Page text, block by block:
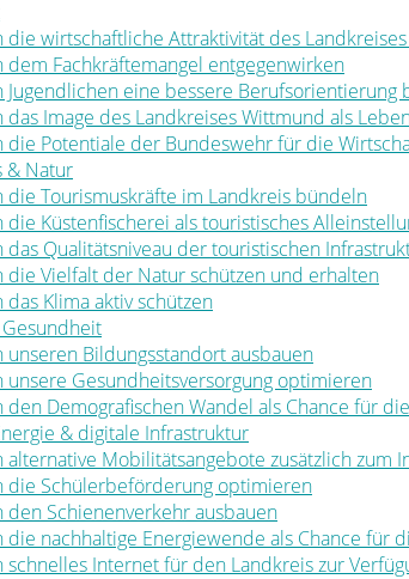
die wirtschaftliche Attraktivität des
dem Fachkräftemangel entgegenwirken
Jugendlichen eine bessere Berufsorientierung
Image des Landkreises Wittmund als
die Potentiale der Bundeswehr für die
& Natur
die Tourismuskräfte im Landkreis bündeln
die Küstenfischerei als touristisches
das Qualitätsniveau der touristischen
die Vielfalt der Natur schützen und erhalten
Klima aktiv schützen
unseren Bildungsstandort ausbauen
unsere Gesundheitsversorgung optimieren
Demografischen Wandel als Chance für
& digitale Infrastruktur
alternative Mobilitätsangebote zusätzlich zum
die Schülerbeförderung optimieren
den Schienenverkehr ausbauen
nachhaltige Energiewende als Chance für
schnelles Internet für den Landkreis zur